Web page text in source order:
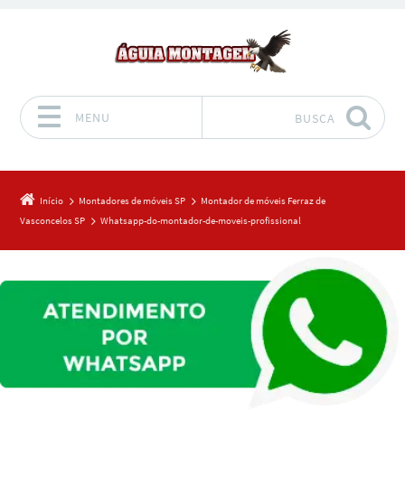
MENU BUSCA
Início Montadores de móveis SP
Montador de móveis Ferraz de
Vasconcelos SP
Whatsapp-do-montador-de-moveis-profissional